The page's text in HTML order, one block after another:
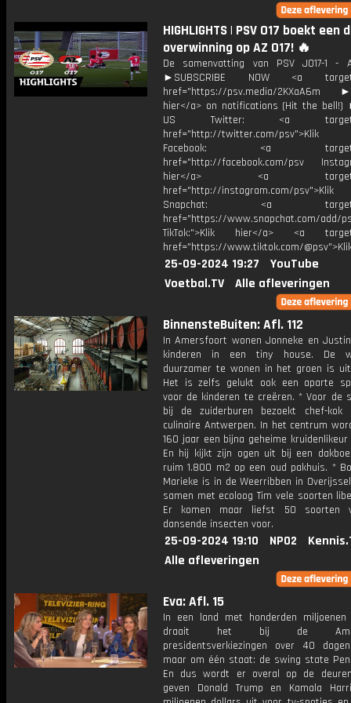
HIGHLIGHTS | PSV O17 boekt een
overwinning op AZ O17! 🔥
De samenvatting van PSV JO17-1 -
►SUBSCRIBE NOW <a
href="https://psv.media/2KXaA6m
hier</a> on notifications (Hit the bell!)
US Twitter: <a
href="http://twitter.com/psv">Klik
Facebook: <a
href="http://facebook.com/psv
hier</a> <a
href="http://instagram.com/
Snapchat: <a
href="https://www.snapchat.com/add/
TikTok:">Klik hier</a> <a
href="https://www.tiktok.com/
25-09-2024 19:27
YouTube
Voetbal.TV
Alle afleveringen
BinnensteBuiten: Afl. 112
In Amersfoort wonen Jonneke en
kinderen in een tiny house. De
duurzamer te wonen in het groen is
Het is zelfs gelukt ook een aparte
voor de kinderen te creëren. * Voor de
bij de zuiderburen bezoekt chef-kok
culinaire Antwerpen. In het centrum
160 jaar een bijna geheime
En hij kijkt zijn ogen uit bij een
ruim 1.800 m2 op een oud pakhuis. *
Marieke is in de Weerribben in
samen met ecoloog Tim vele soorten
Er komen maar liefst 50 soorten
dansende insecten voor.
25-09-2024 19:10 NPO2
Alle afleveringen
Eva: Afl. 15
In een land met honderden miljoenen
draait het bij de
presidentsverkiezingen over 40
maar om één staat: de swing state
En dus wordt er overal op de
geven Donald Trump en Kamala